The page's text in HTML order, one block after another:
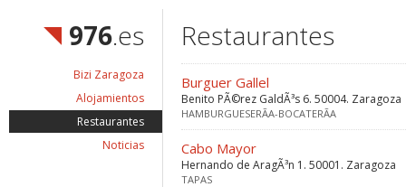
976.es
Bizi Zaragoza
Alojamientos
Restaurantes
Noticias
Restaurantes
Burguer Gallel
Benito PÃ©rez GaldÃ³s 6. 50004. Zaragoza
HAMBURGUESERÃ­A-BOCATERÃ­A
Cabo Mayor
Hernando de AragÃ³n 1. 50001. Zaragoza
TAPAS